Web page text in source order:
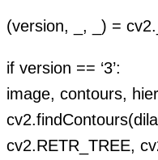
(version, _, _) =
if version == ‘3’:
image, contours,
cv2.RETR_TREE,